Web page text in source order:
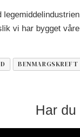
vi har bygget
BENMARGSKREFT
Har